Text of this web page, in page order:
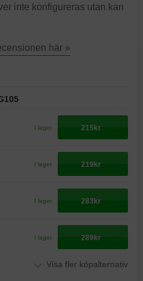
inte konfigureras utan kan
här »
I lager 215kr
I lager 219kr
I lager 283kr
I lager 289kr
Visa fler köpalternativ